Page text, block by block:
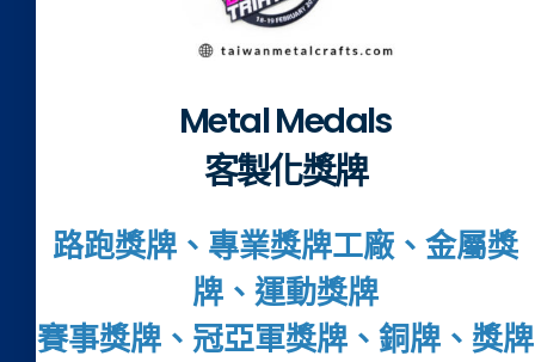
Metal Medals
客製化獎牌
路跑獎牌、專業獎牌工廠、金屬獎
牌、運動獎牌
賽事獎牌、冠亞軍獎牌、銅牌、獎牌